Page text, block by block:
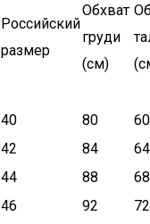
Российский
размер
Обхват
груди
(см)
40 80 60
42
84 64
44
88 68
46
92 72